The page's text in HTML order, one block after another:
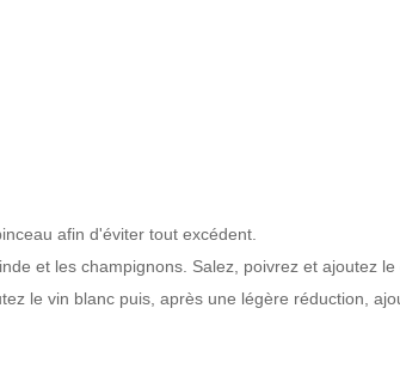
afin d'éviter tout excédent.
et les champignons. Salez, poivrez et ajoutez le
le vin blanc puis, après une légère réduction,